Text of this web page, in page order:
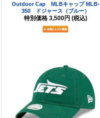
Outdoor Cap MLBキャップ MLB-
350 ドジャース（ブルー）
特別価格 3,500円 (税込)